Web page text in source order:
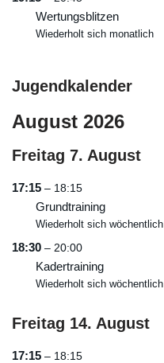
Wertungsblitzen
Wiederholt sich monatlich
Jugendkalender
August 2026
Freitag 7. August
17:15 – 18:15
Grundtraining
Wiederholt sich wöchentlich
18:30 – 20:00
Kadertraining
Wiederholt sich wöchentlich
Freitag 14. August
17:15 – 18:15